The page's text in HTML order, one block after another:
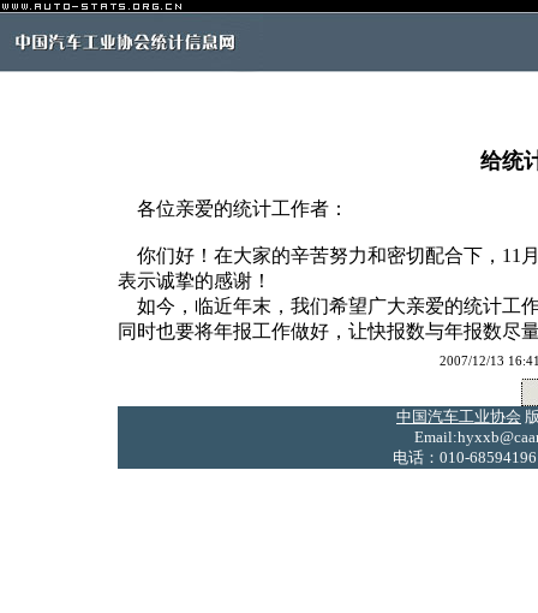
给统
各位亲爱的统计工作者：
你们好！在大家的辛苦努力和密切配合下，11
表示诚挚的感谢！
如今，临近年末，我们希望广大亲爱的统计工
同时也要将年报工作做好，让快报数与年报数尽
2007/12/13
中国汽车工业协会
电话：010-